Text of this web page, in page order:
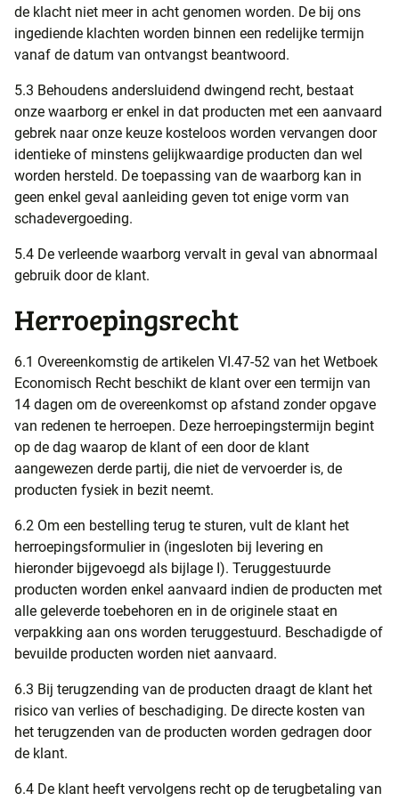
de klacht niet meer in acht genomen worden. De bij ons
ingediende klachten worden binnen een redelijke termijn
vanaf de datum van ontvangst beantwoord.
5.3 Behoudens andersluidend dwingend recht, bestaat
onze waarborg er enkel in dat producten met een aanvaard
gebrek naar onze keuze kosteloos worden vervangen door
identieke of minstens gelijkwaardige producten dan wel
worden hersteld. De toepassing van de waarborg kan in
geen enkel geval aanleiding geven tot enige vorm van
schadevergoeding.
5.4 De verleende waarborg vervalt in geval van abnormaal
gebruik door de klant.
Herroepingsrecht
6.1 Overeenkomstig de artikelen VI.47-52 van het Wetboek
Economisch Recht beschikt de klant over een termijn van
14 dagen om de overeenkomst op afstand zonder opgave
van redenen te herroepen. Deze herroepingstermijn begint
op de dag waarop de klant of een door de klant
aangewezen derde partij, die niet de vervoerder is, de
producten fysiek in bezit neemt.
6.2 Om een bestelling terug te sturen, vult de klant het
herroepingsformulier in (ingesloten bij levering en
hieronder bijgevoegd als bijlage I). Teruggestuurde
producten worden enkel aanvaard indien de producten met
alle geleverde toebehoren en in de originele staat en
verpakking aan ons worden teruggestuurd. Beschadigde of
bevuilde producten worden niet aanvaard.
6.3 Bij terugzending van de producten draagt de klant het
risico van verlies of beschadiging. De directe kosten van
het terugzenden van de producten worden gedragen door
de klant.
6.4 De klant heeft vervolgens recht op de terugbetaling van